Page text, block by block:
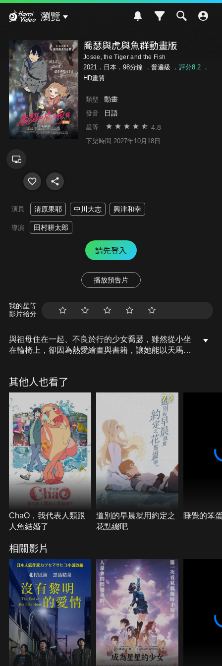
瀏覽
喬瑟與虎與魚群動畫版
Josee, the Tiger and the Fish
2021．日本．98分鐘 ． 普遍級 ． 評分8.2．
HD畫質
類型 動畫
發音 日語
星等 4.8
下架時間 2027年10月18日
演員 清原果耶 中川大志 興津和幸
導演 田村耕太郎
請先登入
播放預告片
我的星等
影片給分
與祖母住在一起、不良於行的少女喬瑟，雖然從小坐
在輪椅上，卻因為熱愛繪畫與書籍，讓她能以天馬行
見墨西哥的幻之魚群，而努力打工實現夢想。某日，
喬瑟的祖母給恒夫一份工作，要他陪伴在喬瑟身
邊…。
其他人也看了
ChaO，我代表人類跟
人魚結婚了
7.2
道別的早晨就用約定之
花點綴吧
睡覺的笨
相關影片